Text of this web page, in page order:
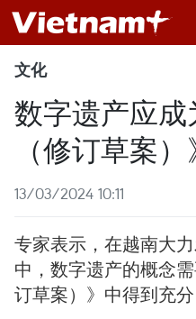
文化
数字遗产应
（修订草案
13/03/2024 10:11
专家表示，在越南大
中，数字遗产的概念
订草案）》中得到充